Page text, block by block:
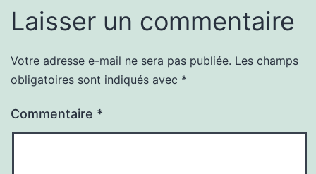
Laisser un commentaire
Votre adresse e-mail ne sera pas publiée. Les champs
obligatoires sont indiqués avec *
Commentaire *